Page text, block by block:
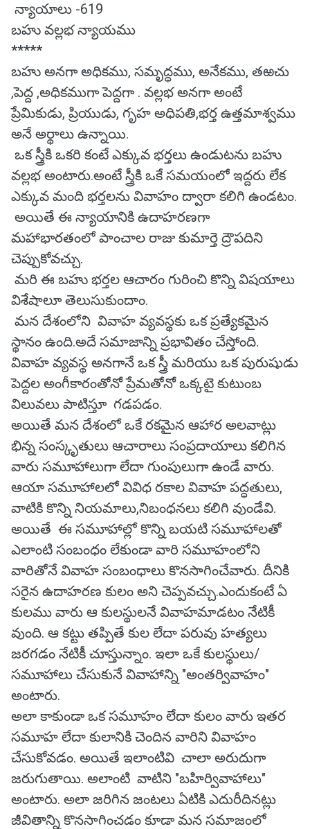
న్యాయాలు -619
బహు వల్లభ న్యాయము
*****
బహు అనగా అధికము, సమృద్ధము, అనేకము, తఱచు
,పెద్ద ,అధికముగా పెద్దగా . వల్లభ అనగా అంటే
ప్రేమికుడు, ప్రియుడు, గృహ అధిపతి,భర్త ఉత్తమాశ్వము
అనే అర్థాలు ఉన్నాయి.
ఒక స్త్రీకి ఒకరి కంటే ఎక్కువ భర్తలు ఉండుటను బహు
వల్లభ అంటారు.అంటే స్త్రీకి ఒకే సమయంలో ఇద్దరు లేక
ఎక్కువ మంది భర్తలను వివాహం ద్వారా కలిగి ఉండటం.
అయితే ఈ న్యాయానికి ఉదాహరణగా
మహాభారతంలో పాంచాల రాజు కుమార్తె ద్రౌపదిని
చెప్పుకోవచ్చు.
మరి ఈ బహు భర్తల ఆచారం గురించి కొన్ని విషయాలు
విశేషాలూ తెలుసుకుందాం.
మన దేశంలోని వివాహ వ్యవస్థకు ఒక ప్రత్యేకమైన
స్థానం ఉంది.అదే సమాజాన్ని ప్రభావితం చేస్తోంది.
వివాహ వ్యవస్థ అనగానే ఒక స్త్రీ మరియు ఒక పురుషుడు
పెద్దల అంగీకారంతోనో ప్రేమతోనో ఒక్కటై కుటుంబ
విలువలు పాటిస్తూ గడపడం.
అయితే మన దేశంలో ఒకే రకమైన ఆహార అలవాట్లు
భిన్న సంస్కృతులు ఆచారాలు సంప్రదాయాలు కలిగిన
వారు సమూహాలుగా లేదా గుంపులుగా ఉండే వారు.
ఆయా సమూహాలలో వివిధ రకాల వివాహ పద్ధతులు,
వాటికి కొన్ని నియమాలు,నిబంధనలు కలిగి వుండేవి.
అయితే ఈ సమూహాల్లో కొన్ని బయటి సమూహాలతో
ఎలాంటి సంబంధం లేకుండా వారి సమూహంలోని
వారితోనే వివాహ సంబంధాలు కొనసాగించేవారు. దీనికి
సరైన ఉదాహరణ కులం అని చెప్పవచ్చు.ఎందుకంటే ఏ
కులము వారు ఆ కులస్థులనే వివాహమాడటం నేటికీ
వుంది. ఆ కట్టు తప్పితే కుల లేదా పరువు హత్యలు
జరగడం నేటికీ చూస్తున్నాం. ఇలా ఒకే కులస్థులు/
సమూహాలు చేసుకునే వివాహాన్ని "అంతర్వివాహం"
అంటారు.
అలా కాకుండా ఒక సమూహం లేదా కులం వారు ఇతర
సమూహ లేదా కులానికి చెందిన వారిని వివాహం
చేసుకోవడం. అయితే ఇలాంటివి చాలా అరుదుగా
జరుగుతాయి. అలాంటి వాటిని "బహిర్వివాహాలు"
అంటారు. అలా జరిగిన జంటలు ఏటికి ఎదురీదినట్లు
జీవితాన్ని కొనసాగించడం కూడా మన సమాజంలో